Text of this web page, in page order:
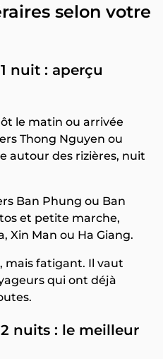
selon votre
nuit : aperçu
le matin ou arrivée
Thong Nguyen ou
autour des rizières, nuit
Ban Phung ou Ban
et petite marche,
Xin Man ou Ha Giang.
mais fatigant. Il vaut
qui ont déjà
nuits : le meilleur